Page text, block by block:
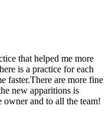
that helped me more
is a practice for each
faster.There are more fine
new apparitions is
and to all the team!